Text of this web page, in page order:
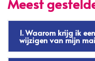
1. Waarom krijg ik
wijzigen van mijn